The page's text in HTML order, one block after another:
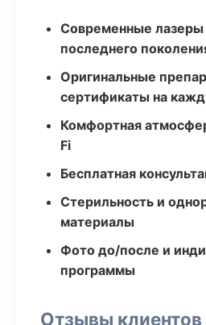
Современные лазеры
последнего
Оригинальные
сертификаты на
Комфортная
Fi
Бесплатная
Стерильность и
материалы
Фото до/после и
программы
Отзывы клиентов